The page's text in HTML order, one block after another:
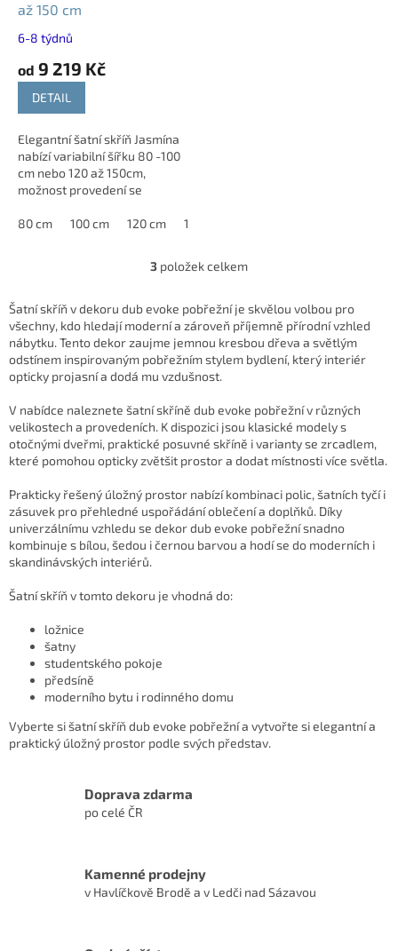
až 150 cm
6-8 týdnů
od 9 219 Kč
DETAIL
Elegantní šatní skříň Jasmína
nabízí variabilní šířku 80 -100
cm nebo 120 až 150cm,
možnost provedení se
kvalitního lamina v rámci
80 cm 100 cm 120 cm 130 cm
O
l
á
d
a
c
p
r
v
k
v
ý
p
i
3 položek celkem
Šatní skříň v dekoru dub evoke pobřežní je skvělou volbou pro
všechny, kdo hledají moderní a zároveň příjemně přírodní vzhled
nábytku. Tento dekor zaujme jemnou kresbou dřeva a světlým
odstínem inspirovaným pobřežním stylem bydlení, který interiér
opticky projasní a dodá mu vzdušnost.
V nabídce naleznete šatní skříně dub evoke pobřežní v různých
velikostech a provedeních. K dispozici jsou klasické modely s
otočnými dveřmi, praktické posuvné skříně i varianty se zrcadlem,
které pomohou opticky zvětšit prostor a dodat místnosti více světla.
Prakticky řešený úložný prostor nabízí kombinaci polic, šatních tyčí i
zásuvek pro přehledné uspořádání oblečení a doplňků. Díky
univerzálnímu vzhledu se dekor dub evoke pobřežní snadno
kombinuje s bílou, šedou i černou barvou a hodí se do moderních i
skandinávských interiérů.
Šatní skříň v tomto dekoru je vhodná do:
ložnice
šatny
studentského pokoje
předsíně
moderního bytu i rodinného domu
Vyberte si šatní skříň dub evoke pobřežní a vytvořte si elegantní a
praktický úložný prostor podle svých představ.
Doprava zdarma
po celé ČR
Kamenné prodejny
v Havlíčkově Brodě a v Ledči nad Sázavou